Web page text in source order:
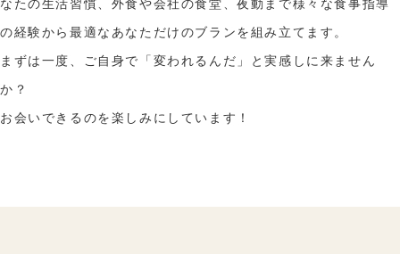
なたの生活習慣、外食や会社の食堂、夜動まで様々な食事指導
の経験から最適なあなただけのブランを組み立てます。
まずは一度、ご自身で「変われるんだ」と実感しに来ません
か？
お会いできるのを楽しみにしています！